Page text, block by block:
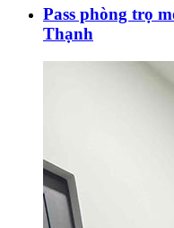
Pass phòng trọ
Thạnh